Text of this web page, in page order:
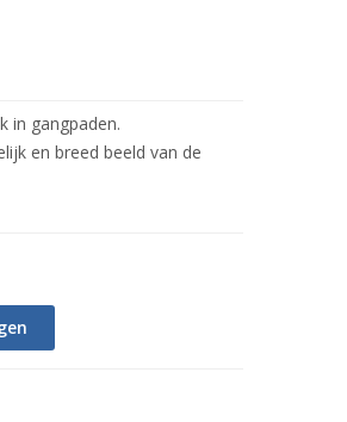
in gangpaden.
en breed beeld van de